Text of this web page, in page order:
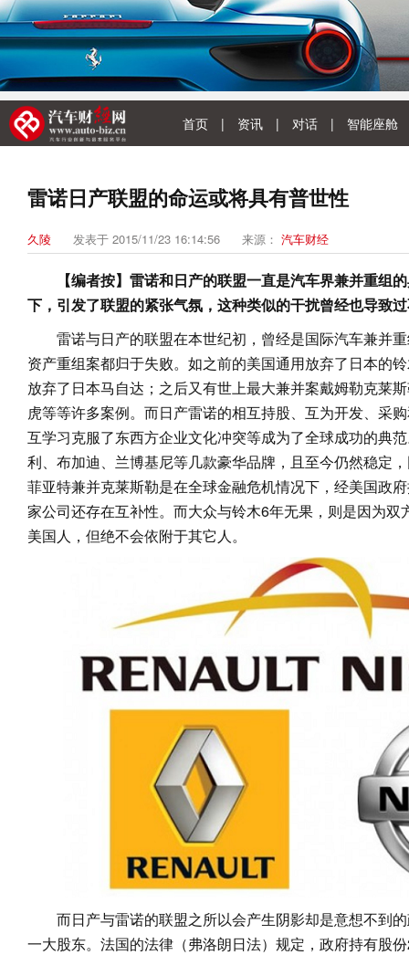
首页 | 资讯 | 对话 | 智能座舱
雷诺日产联盟的命运或将具有普世性
久陵 发表于 2015/11/23 16:14:56 来源： 汽车财经
【编者按】雷诺和日产的联盟一直是汽车界兼并重组
下，引发了联盟的紧张气氛，这种类似的干扰曾经也导致
雷诺与日产的联盟在本世纪初，曾经是国际汽车兼并
资产重组案都归于失败。如之前的美国通用放弃了日本的
放弃了日本马自达；之后又有世上最大兼并案戴姆勒克莱
虎等等许多案例。而日产雷诺的相互持股、互为开发、采
互学习克服了东西方企业文化冲突等成为了全球成功的典
利、布加迪、兰博基尼等几款豪华品牌，且至今仍然稳定
菲亚特兼并克莱斯勒是在全球金融危机情况下，经美国政
家公司还存在互补性。而大众与铃木6年无果，则是因为
美国人，但绝不会依附于其它人。
而日产与雷诺的联盟之所以会产生阴影却是意想不到
一大股东。法国的法律（弗洛朗日法）规定，政府持有股